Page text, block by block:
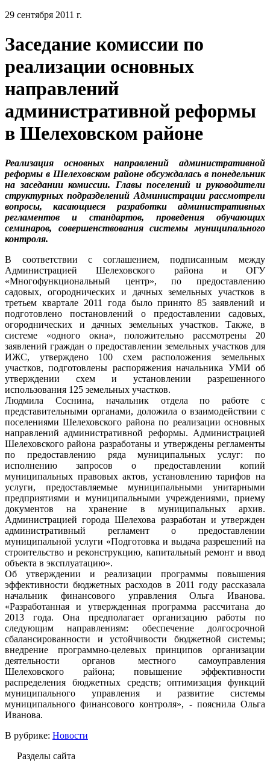
29 сентября 2011 г.
Заседание комиссии по
реализации основных
направлений
административной реформы
в Шелеховском районе
Реализация основных направлений административной
реформы в Шелеховском районе обсуждалась в понедельник
на заседании комиссии. Главы поселений и руководители
структурных подразделений Администрации рассмотрели
вопросы, касающиеся разработки административных
регламентов и стандартов, проведения обучающих
семинаров, совершенствования системы муниципального
контроля.
В соответствии с соглашением, подписанным между
Администрацией Шелеховского района и ОГУ
«Многофункциональный центр», по предоставлению
садовых, огороднических и дачных земельных участков в
третьем квартале 2011 года было принято 85 заявлений и
подготовлено постановлений о предоставлении садовых,
огороднических и дачных земельных участков. Также, в
системе «одного окна», положительно рассмотрены 20
заявлений граждан о предоставлении земельных участков для
ИЖС, утверждено 100 схем расположения земельных
участков, подготовлены распоряжения начальника УМИ об
утверждении схем и установлении разрешенного
использования 125 земельных участков.
Людмила Соснина, начальник отдела по работе с
представительными органами, доложила о взаимодействии с
поселениями Шелеховского района по реализации основных
направлений административной реформы. Администрацией
Шелеховского района разработаны и утверждены регламенты
по предоставлению ряда муниципальных услуг: по
исполнению запросов о предоставлении копий
муниципальных правовых актов, установлению тарифов на
услуги, предоставляемые муниципальными унитарными
предприятиями и муниципальными учреждениями, приему
документов на хранение в муниципальных архив.
Администрацией города Шелехова разработан и утвержден
административный регламент о предоставлении
муниципальной услуги «Подготовка и выдача разрешений на
строительство и реконструкцию, капитальный ремонт и ввод
объекта в эксплуатацию».
Об утверждении и реализации программы повышения
эффективности бюджетных расходов в 2011 году рассказала
начальник финансового управления Ольга Иванова.
«Разработанная и утвержденная программа рассчитана до
2013 года. Она предполагает организацию работы по
следующим направлениям: обеспечение долгосрочной
сбалансированности и устойчивости бюджетной системы;
внедрение программно-целевых принципов организации
деятельности органов местного самоуправления
Шелеховского района; повышение эффективности
распределения бюджетных средств; оптимизация функций
муниципального управления и развитие системы
муниципального финансового контроля», - пояснила Ольга
Иванова.
В рубрике: Новости
Разделы сайта